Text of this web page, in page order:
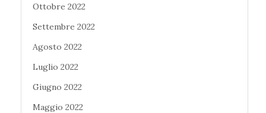
Ottobre 2022
Settembre 2022
Agosto 2022
Luglio 2022
Giugno 2022
Maggio 2022